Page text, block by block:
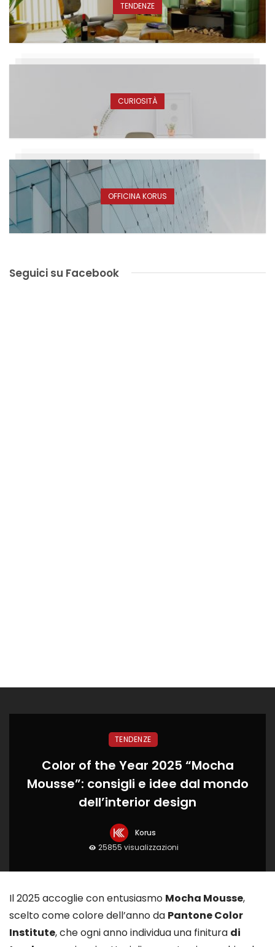
TENDENZE
CURIOSITÀ
OFFICINA KORUS
Seguici su Facebook
Color of the Year 2025 “Mocha
Mousse”: consigli e idee dal mondo
dell’interior design